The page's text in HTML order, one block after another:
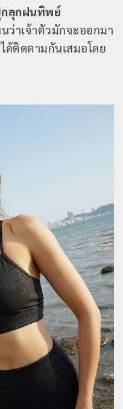
ลุกฝนทิพย์
ว่าเจ้าตัวมักจะออกมา
ติดตามกันเสมอโดย